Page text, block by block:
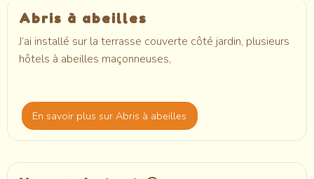
Abris à abeilles
J’ai installé sur la terrasse couverte côté jardin, plusieurs
hôtels à abeilles maçonneuses,
En savoir plussur Abris à abeilles